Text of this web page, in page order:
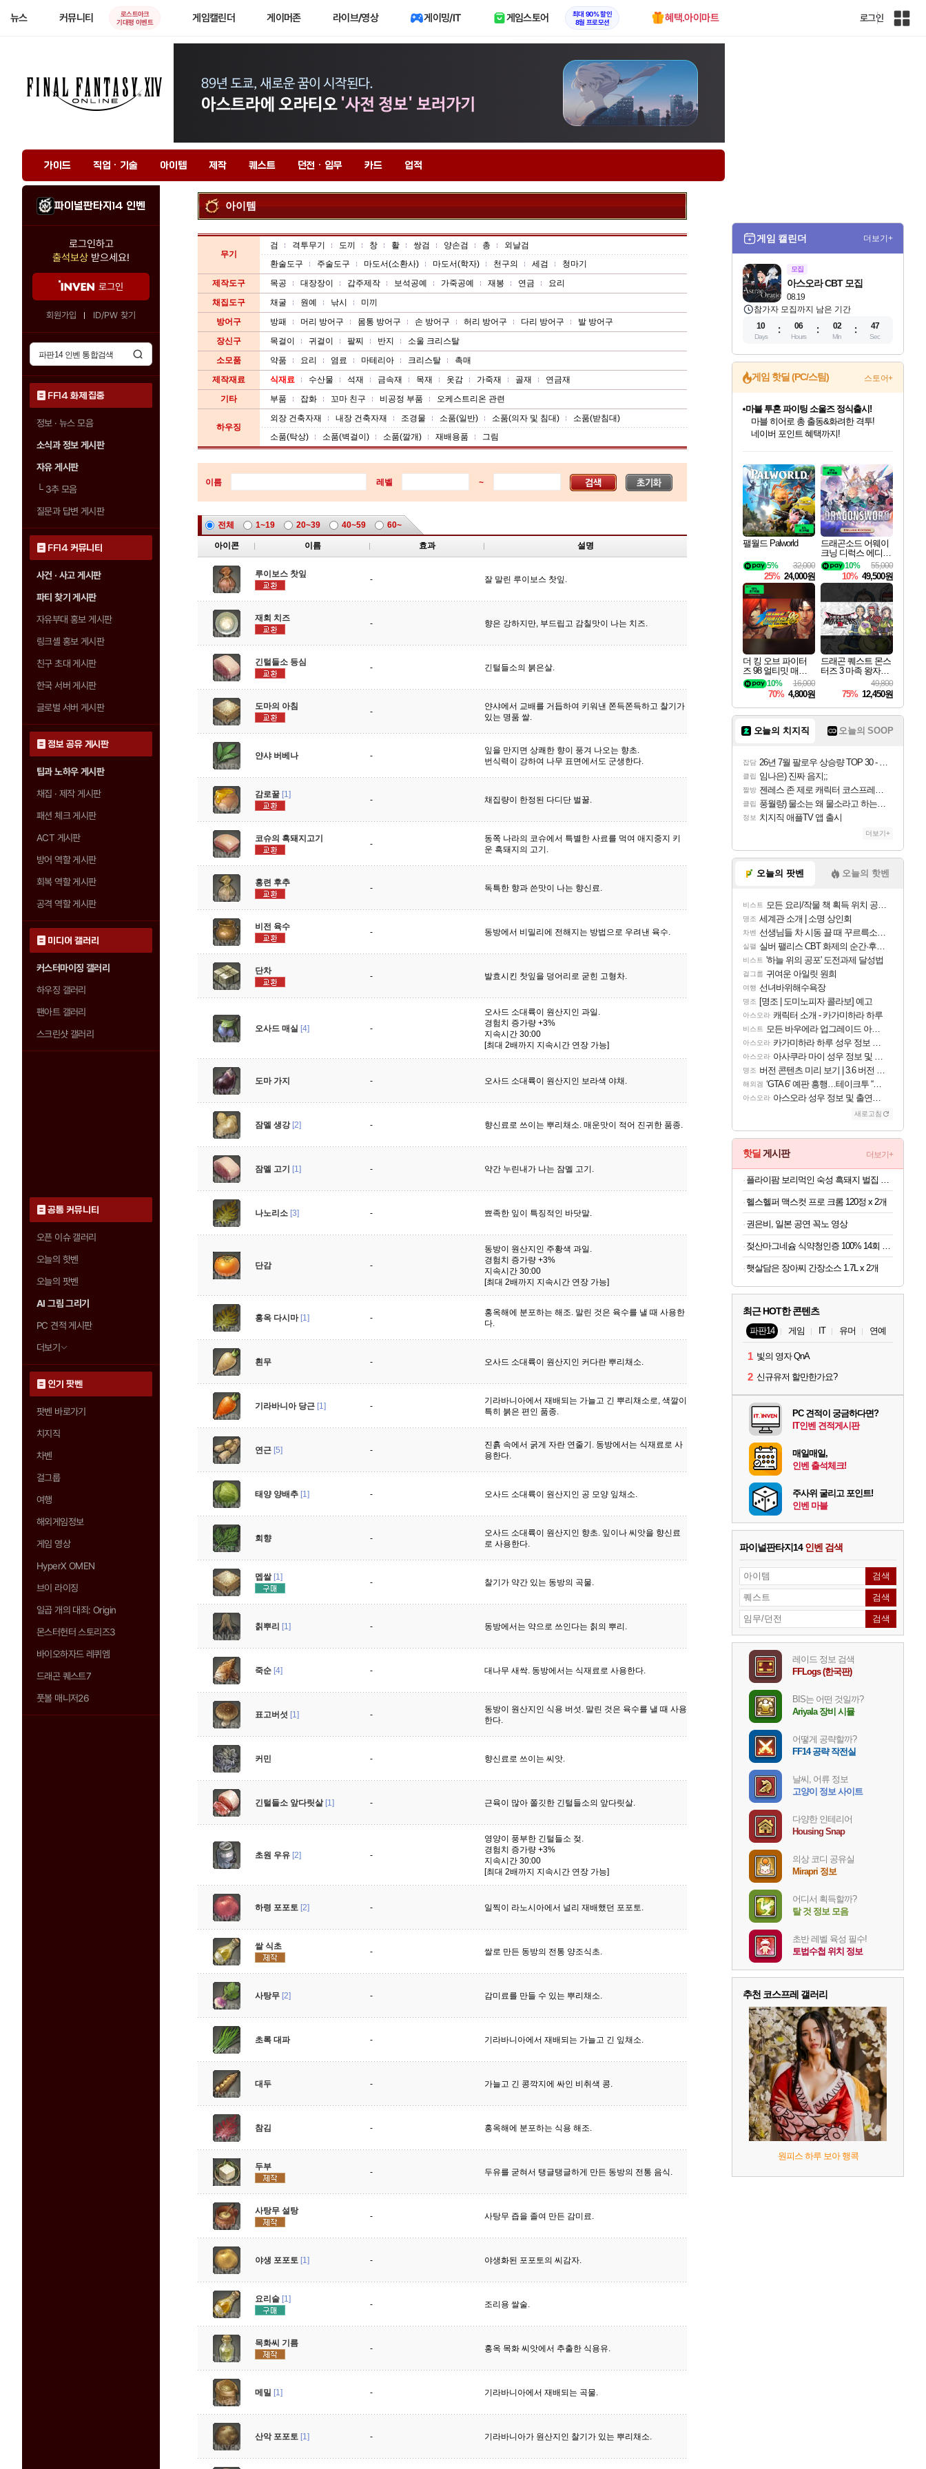
뉴스 커뮤니티
로스트아크
기대평 이벤트
게임캘린더 게이머존 라이브/영상 게이밍/IT 게임스토어
최대 90% 할인
8월 프로모션
혜택.아이마트 로그인
인
가이드 직업 · 기술 아이템 제작 퀘스트 던전 · 임무 카드 업적
파이널판타지14 인벤
로그인하고
출석보상 받으세요!
로그인
회원가입 ID/PW 찾기
FF14 화제 집중
정보 · 뉴스 모음
소식과 정보 게시판
자유 게시판
└3추 모음
질문과 답변 게시판
FF14 커뮤니티
사건 · 사고 게시판
파티 찾기 게시판
자유부대 홍보 게시판
링크셸 홍보 게시판
친구 초대 게시판
한국 서버 게시판
글로벌 서버 게시판
정보 공유 게시판
팁과 노하우 게시판
채집 · 제작 게시판
패션 체크 게시판
ACT 게시판
방어 역할 게시판
회복 역할 게시판
공격 역할 게시판
미디어 갤러리
커스터마이징 갤러리
하우징 갤러리
팬아트 갤러리
스크린샷 갤러리
공통 커뮤니티
오픈 이슈 갤러리
오늘의 핫벤
오늘의 팟벤
AI 그림 그리기
PC 견적 게시판
더보기
인기 팟벤
팟벤 바로가기
치지직
차벤
걸그룹
여행
해외게임정보
게임 영상
HyperX OMEN
브이 라이징
일곱 개의 대죄: Origin
몬스터헌터 스토리즈3
바이오하자드 레퀴엠
드래곤 퀘스트7
풋볼 매니저26
아이템
무기
검 격투무기 도끼 창 활 쌍검 양손검 총
외날검
환술도구
주술도구 마도서(소환사) 마도서(학자) 천구의 세검
청마기
제작도구
목공 대장장이 갑주제작 보석공예 가죽공예 재봉 연금
요리
채집도구
채굴 원예 낚시
미끼
방어구
방패 머리 방어구 몸통 방어구 손 방어구 허리 방어구 다리 방어구
발 방어구
장신구
목걸이 귀걸이 팔찌 반지
소울 크리스탈
소모품
약품 요리 염료 마테리아 크리스탈
촉매
제작재료
식재료 수산물 석재 금속재 목재 옷감 가죽재 골재
연금재
기타
부품 잡화 꼬마 친구 비공정 부품 오케스트리온 관련
하우징
외장 건축자재 내장 건축자재 조경물 소품(일반) 소품(의자 및 침대)
소품(받침대)
소품(탁상)
소품(벽걸이) 소품(깔개) 재배용품 그림
이름 레벨 ~
전체 1~19 20~39 40~59 60~
아이콘 이름 효과 설명
루이보스 찻잎
- 잘 말린 루이보스 찻잎.
재회 치즈
- 향은 강하지만, 부드립고 감칠맛이 나는 치즈.
긴털들소 등심
- 긴털들소의 붉은살.
도마의 아침
-
얀샤에서 교배를 거듭하여 키워낸 쫀득쫀득하고 찰기가
있는 명품 쌀.
얀샤 버베나 -
잎을 만지면 상쾌한 향이 풍겨 나오는 향초.
번식력이 강하여 나무 표면에서도 군생한다.
감로꿀 [1]
- 채집량이 한정된 다디단 벌꿀.
코슈의 흑돼지고기
-
동쪽 나라의 코슈에서 특별한 사료를 먹여 애지중지 키
운 흑돼지의 고기.
홍련 후추
- 독특한 향과 쓴맛이 나는 향신료.
비전 육수
- 동방에서 비밀리에 전해지는 방법으로 우려낸 육수.
단차
- 발효시킨 찻잎을 덩어리로 굳힌 고형차.
오사드 매실 [4] -
오사드 소대륙이 원산지인 과일.
경험치 증가량 +3%
지속시간 30:00
[최대 2배까지 지속시간 연장 가능]
도마 가지 - 오사드 소대륙이 원산지인 보라색 야채.
잠멜 생강 [2] - 향신료로 쓰이는 뿌리채소. 매운맛이 적어 진귀한 품종.
잠멜 고기 [1] - 약간 누린내가 나는 잠멜 고기.
나노리소 [3] - 뾰족한 잎이 특징적인 바닷말.
단감 -
동방이 원산지인 주황색 과일.
경험치 증가량 +3%
지속시간 30:00
[최대 2배까지 지속시간 연장 가능]
홍옥 다시마 [1] -
홍옥해에 분포하는 해조. 말린 것은 육수를 낼 때 사용한
다.
흰무 - 오사드 소대륙이 원산지인 커다란 뿌리채소.
기라바니아 당근 [1] -
기라바니아에서 재배되는 가늘고 긴 뿌리채소로, 색깔이
특히 붉은 편인 품종.
연근 [5] -
진흙 속에서 굵게 자란 연줄기. 동방에서는 식재료로 사
용한다.
태양 양배추 [1] - 오사드 소대륙이 원산지인 공 모양 잎채소.
회향 -
오사드 소대륙이 원산지인 향초. 잎이나 씨앗을 향신료
로 사용한다.
멥쌀 [1]
- 찰기가 약간 있는 동방의 곡물.
칡뿌리 [1] - 동방에서는 약으로 쓰인다는 칡의 뿌리.
죽순 [4] - 대나무 새싹. 동방에서는 식재료로 사용한다.
표고버섯 [1] -
동방이 원산지인 식용 버섯. 말린 것은 육수를 낼 때 사용
한다.
커민 - 향신료로 쓰이는 씨앗.
긴털들소 앞다릿살 [1] - 근육이 많아 쫄깃한 긴털들소의 앞다릿살.
초원 우유 [2] -
영양이 풍부한 긴털들소 젖.
경험치 증가량 +3%
지속시간 30:00
[최대 2배까지 지속시간 연장 가능]
하령 포포토 [2] - 일찍이 라노시아에서 널리 재배했던 포포토.
쌀 식초
- 쌀로 만든 동방의 전통 양조식초.
사탕무 [2] - 감미료를 만들 수 있는 뿌리채소.
초록 대파 - 기라바니아에서 재배되는 가늘고 긴 잎채소.
대두 - 가늘고 긴 콩깍지에 싸인 비취색 콩.
참김 - 홍옥해에 분포하는 식용 해조.
두부
- 두유를 굳혀서 탱글탱글하게 만든 동방의 전통 음식.
사탕무 설탕
- 사탕무 즙을 졸여 만든 감미료.
야생 포포토 [1] - 야생화된 포포토의 씨감자.
요리술 [1]
- 조리용 쌀술.
목화씨 기름
- 홍옥 목화 씨앗에서 추출한 식용유.
메밀 [1] - 기라바니아에서 재배되는 곡물.
산악 포포토 [1] - 기라바니아가 원산지인 찰기가 있는 뿌리채소.
게임 캘린더 더보기+
모집
08.19
아스오라 CBT 모집
참가자 모집까지 남은 기간
10
Days
06
Hours
02
Min
46
Sec
게임 핫딜 (PC/스팀) 스토어+
최대 90% 할인가를 만나보세요!
네이버혜택과 함께 만나보세요!
50%할인&추가 적립까지!
마블 투혼 파이팅 소울즈 정식출시!
마블 히어로 총 출동&화려한 격투!
네이버 포인트 혜택까지!
이니&베니 혜택까지!
네이버 혜택가와 함께 예약하세요!
할인&네이버혜택으로 만나보세요!
네이버페이 혜택과 만나보세요!
40주년 프로모션으로 만나보세요!
할인가에 만나보세요!
일부 에디션 상시 할인!
혜택으로 예약 판매 중
편안하게 충전하세요
팰월드 Palworld
32,000
5%
25% 24,000원
드래곤소드 어웨이
크닝 디럭스 에디션
DragonSword Awake
ning Deluxe Edition
55,000
10%
10% 49,500원
더 킹 오브 파이터
즈 98 얼티밋 매치
파이널 에디션 THE
KING OF FIGHTER
S 98 ULTIMATE MA
TCH FINAL EDITIO
N
16,000
10%
70% 4,800원
드래곤 퀘스트 몬스
터즈 3 마족 왕자와
엘프의 여행 Dragon
Quest Monsters The
Dark Prince
49,800
75% 12,450원
오늘의 치지직 오늘의 SOOP
잡담 26년 7월 팔로우 상승량 TOP 30 - 월간 치지직
클립 임나은) 진짜 음지;;
짤방 젠레스 존 제로 캐릭터 코스프레한 꽁주
클립 풍월량) 물소는 왜 물소라고 하는거야? 아! 그만 ㅋㅋ 알았어 ㅋㅋ
정보 치지직 애플TV 앱 출시
더보기+
오늘의 팟벤 오늘의 핫벤
비스트 모든 요리/작물 책 획득 위치 공략 (36개) - 미식가 도전과제
명조 세계관 소개 | 소명 상인회
차벤 선생님들 차 시동 끌 때 꾸르륵소리나는데
실팰 실버 팰리스 CBT 화제의 순간·후기 모음
비스트 '하늘 위의 공포' 도전과제 달성법
걸그룹 귀여운 아일릿 원희
여행 선녀바위해수욕장
명조 [명조 | 도미노피자 콜라보] 예고
아스오라 캐릭터 소개 - 카가미하라 하루
비스트 모든 바우에라 업그레이드 아이템 획득 위치 공략 (89개)
아스오라 카가미하라 하루 성우 정보 및 주요 필모
아스오라 아사쿠라 마이 성우 정보 및 주요 필모
명조 버전 콘텐츠 미리 보기 | 3.6 버전 「신기루 속 등불 그림자, 속세에 깃든 검의 결심」이 8월 20일에 업데이트됩니다!
해외겜 ‘GTA 6’ 예판 흥행…테이크투 “내부 예상 크게 넘어”
아스오라 아스오라 성우 정보 및 출연작 모음
새로고침
핫딜 게시판 더보기+
헬스헬퍼 맥스컷 프로 크롬 120정 x 2개
권은비, 일본 공연 꼭노 영상
햇살담은 장아찌 간장소스 1.7L x 2개
최근 HOT한 콘텐츠
파판14 게임 IT 유머 연예
1 빛의 영자 QnA
2 신규유저 할만한가요?
PC 견적이 궁금하다면?
IT인벤 견적게시판
매일매일,
인벤 출석체크!
주사위 굴리고 포인트!
인벤 마블
파이널판타지14인벤 검색
레이드 정보 검색
FFLogs (한국판)
BIS는 어떤 것일까?
Ariyala 장비 시뮬
어떻게 공략할까?
FF14 공략 작전실
날씨, 어류 정보
고양이 정보 사이트
다양한 인테리어
Housing Snap
의상 코디 공유실
Mirapri 정보
어디서 획득할까?
탈 것 정보 모음
초반 레벨 육성 필수!
토법수첩 위치 정보
추천 코스프레 갤러리
원피스 하루 보아 행콕